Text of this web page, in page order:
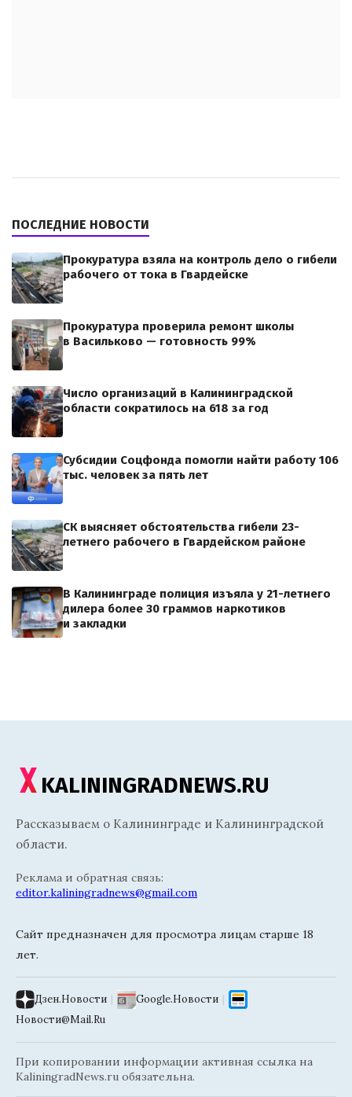
ПОСЛЕДНИЕ НОВОСТИ
Прокуратура взяла на контроль дело о гибели
рабочего от тока в Гвардейске
Прокуратура проверила ремонт школы
в Васильково — готовность 99%
Число организаций в Калининградской
области сократилось на 618 за год
Субсидии Соцфонда помогли найти работу 106
тыс. человек за пять лет
СК выясняет обстоятельства гибели 23-
летнего рабочего в Гвардейском районе
В Калининграде полиция изъяла у 21-летнего
дилера более 30 граммов наркотиков
и закладки
KALININGRADNEWS.RU
Рассказываем о Калининграде и Калининградской
области.
Реклама и обратная связь:
editor.kaliningradnews@gmail.com
Сайт предназначен для просмотра лицам старше 18
лет.
Дзен.Новости | Google.Новости |
Новости@Mail.Ru
При копировании информации активная ссылка на
KaliningradNews.ru обязательна.